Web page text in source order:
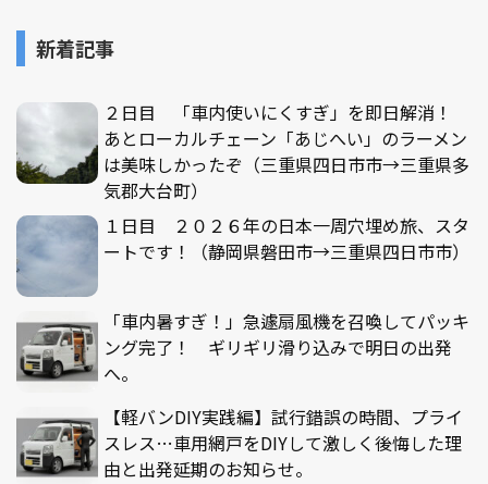
新着記事
２日目 「車内使いにくすぎ」を即日解消！
あとローカルチェーン「あじへい」のラーメン
は美味しかったぞ（三重県四日市市→三重県多
気郡大台町）
１日目 ２０２６年の日本一周穴埋め旅、スタ
ートです！（静岡県磐田市→三重県四日市市）
「車内暑すぎ！」急遽扇風機を召喚してパッキ
ング完了！ ギリギリ滑り込みで明日の出発
へ。
【軽バンDIY実践編】試行錯誤の時間、プライ
スレス…車用網戸をDIYして激しく後悔した理
由と出発延期のお知らせ。